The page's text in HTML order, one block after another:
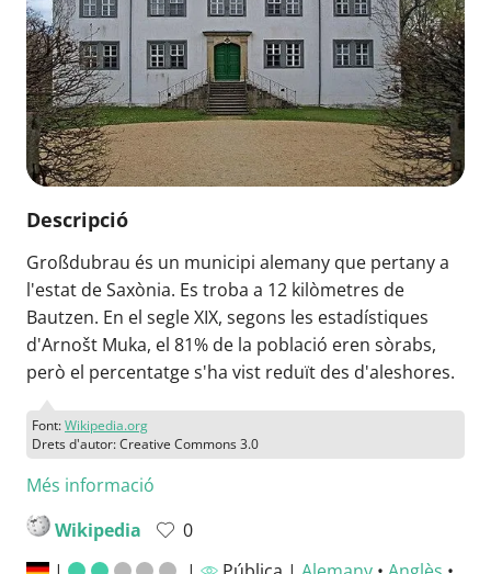
Descripció
Großdubrau és un municipi alemany que pertany a
l'estat de Saxònia. Es troba a 12 kilòmetres de
Bautzen. En el segle XIX, segons les estadístiques
d'Arnošt Muka, el 81% de la població eren sòrabs,
però el percentatge s'ha vist reduït des d'aleshores.
Font:Wikipedia.org
Drets d'autor: Creative Commons 3.0
Més informació
Wikipedia
0